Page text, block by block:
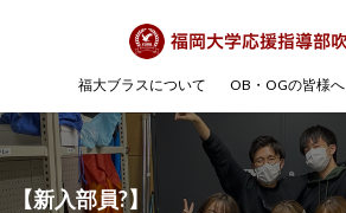
福大ブラスについて OB・OGの皆様へ
【新入部員?】